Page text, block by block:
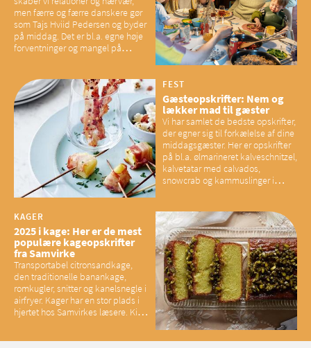
men færre og færre danskere gør
som Tajs Hviid Pedersen og byder
på middag. Det er bl.a. egne høje
forventninger og mangel på
have konsekvenser for vores
sociale fællesskaber
FEST
Gæsteopskrifter: Nem og
lækker mad til gæster
Vi har samlet de bedste opskrifter,
der egner sig til forkælelse af dine
middagsgæster. Her er opskrifter
på bl.a. ølmarineret kalveschnitzel,
kalvetatar med calvados,
snowcrab og kammuslinger i
KAGER
2025 i kage: Her er de mest
populære kageopskrifter
fra Samvirke
Transportabel citronsandkage,
den traditionelle banankage,
romkugler, snitter og kanelsnegle i
airfryer. Kager har en stor plads i
hjertet hos Samvirkes læsere. Kig